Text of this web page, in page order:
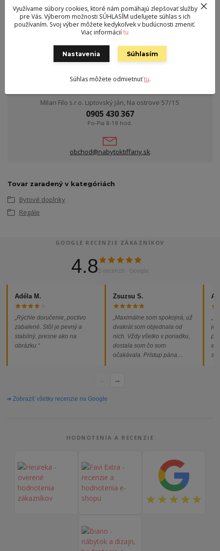
Šírka
50 cm
Hĺbka
37 cm
Milan Filo s.r.o. Liptovský Ján, Na ostrove 57/15
0905 430 367
Po-Pia 8-18 hod.
obchod@nabytoktiffany.sk
Tovar zaradený v kategóriách
Bytové doplnky
Regále
GOOGLE RECENZIE ZÁKAZNÍKOV
4.85 recenzií · Google
Adéla M.
„Rýchle doručenie, poctivo
zabalené. Stôl je pevný a
stabilný, presne ako na
obrázku.“
Zsuzsu S.
„Maximálne som spokojná, už
dvakrát som objednala od
nich. Vždy všetko v poriadku,
dostala som čo som
očakávala. Prístup pána
problémov. Vrele odporúčam!“
→
➔ Zobraziť všetky recenzie na Google
HODNOTENIA A RECENZIE
Využívame súbory cookies, ktoré nám pomáhajú zlepšovať služby
pre Vás. Výberom možnosti SÚHLASÍM udeľujete súhlas s ich
používaním. Svoj výber môžete kedykoľvek v budúcnosti zmeniť.
Viac informáciítu
Nastavenia Súhlasím
Súhlas môžete odmietnuťtu.